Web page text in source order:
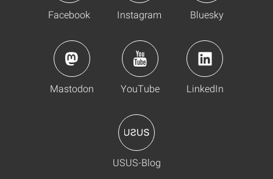
Facebook Instagram Bluesky
Mastodon YouTube LinkedIn
USUS-Blog